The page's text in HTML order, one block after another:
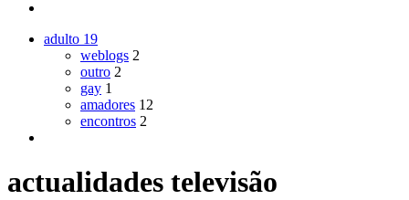
adulto 19
weblogs 2
outro 2
gay 1
amadores 12
encontros 2
actualidades televisão